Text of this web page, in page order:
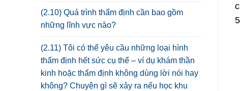
(2.10) Quá trình thẩm định cần bao gồm
những lĩnh vực nào?
(2.11) Tôi có thể yêu cầu những loại hình
thẩm định hết sức cụ thể – ví dụ khám thần
kinh hoặc thẩm định không dùng lời nói hay
không? Chuyện gì sẽ xảy ra nếu học khu